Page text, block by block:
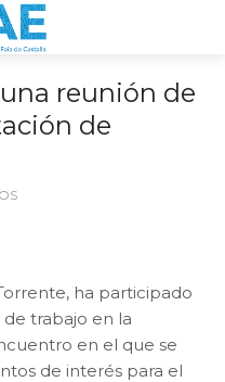
reunión de
de
ha participado
trabajo en la
en el que se
de interés para el